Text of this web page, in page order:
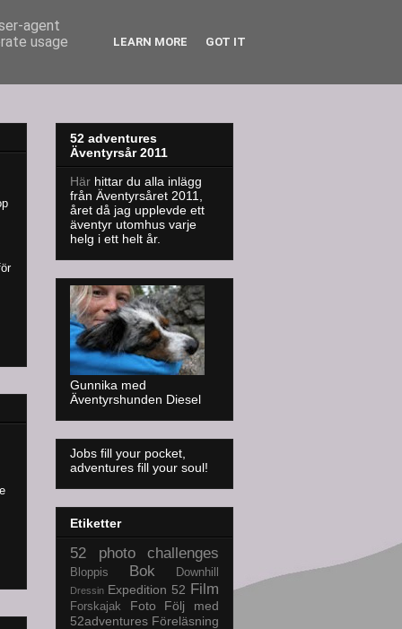
52 adventures
Äventyrsår 2011
Här hittar du alla inlägg
från Äventyrsåret 2011,
året då jag upplevde ett
äventyr utomhus varje
helg i ett helt år.
Gunnika med
Äventyrshunden Diesel
Jobs fill your pocket,
adventures fill your soul!
Etiketter
52 photo challenges
Bloppis Bok Downhill
Dressin Expedition 52 Film
Forskajak Foto
Följ med
52adventures Föreläsning
agent
usage
LEARN MORE GOT IT